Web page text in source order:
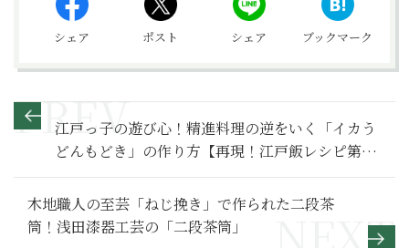
シェア ポスト シェア ブックマーク
江戸っ子の遊び心！精進料理の逆をいく「イカう
どんもどき」の作り方【再現！江戸飯レシピ第2
回】
木地職人の至芸「ねじ挽き」で作られた二段茶
筒！浅田漆器工芸の「二段茶筒」